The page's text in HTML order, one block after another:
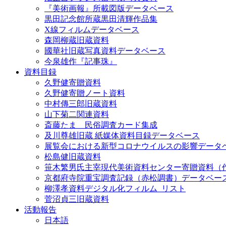
『美術画報』所載図版データベース
黒田記念館所蔵黒田清輝作品集
X線フィルムデータベース
森岡柳蔵旧蔵資料
國華社旧蔵写真資料データベース
今泉雄作『記事珠』
資料目録
久野健寄贈資料
久野健寄贈ノート資料
中村傳三郎旧蔵資料
山下菊二関連資料
斎藤たま 民俗調査カード集成
及川尊雄旧蔵 紙媒体資料目録データベース
展覧会における新型コロナウイルスの影響データ
松島健旧蔵資料
笹木繁男氏主宰現代美術資料センター寄贈資料（
京都府寺院重宝調査記録（赤松調書）データベー
柳澤孝資料デジタル化フィルム_リスト
菅沼貞三旧蔵資料
活動報告
日本語